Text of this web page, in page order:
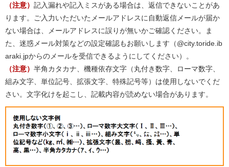
（注意） 記入漏れや記入ミスがある場合は、返信できないことがあ
ります。ご入力いただいたメールアドレスに自動返信メールが届か
ない場合は、メールアドレスに誤りが無いかご確認ください。ま
た、迷惑メール対策などの設定確認もお願いします（@city.toride.ib
araki.jpからのメールを受信できるようにしてください）。
（注意） 半角カタカナ、機種依存文字（丸付き数字、ローマ数字、
組み文字、単位記号、拡張文字、特殊記号等）は使用しないでくだ
さい。文字化けを起こし、記載内容が読めない場合があります。